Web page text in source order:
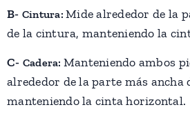
B- Cintura:Mide alrededor de la
de la cintura, manteniendo la
C- Cadera: Manteniendo ambos
alrededor de la parte más ancha
manteniendo la cinta horizontal.